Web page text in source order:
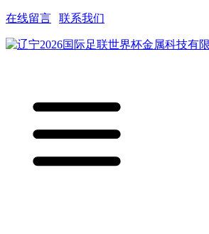
在线留言 联系我们